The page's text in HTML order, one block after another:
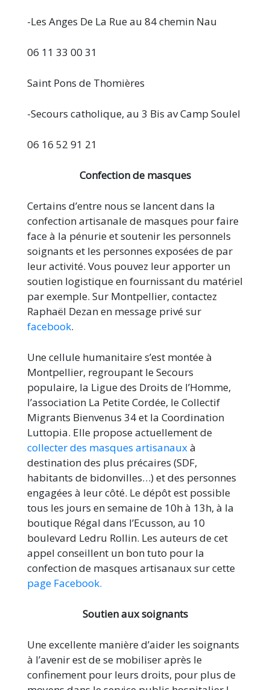
-Les Anges De La Rue au 84 chemin Nau
06 11 33 00 31
Saint Pons de Thomières
-Secours catholique, au 3 Bis av Camp Soulel
06 16 52 91 21
Confection de masques
Certains d’entre nous se lancent dans la
confection artisanale de masques pour faire
face à la pénurie et soutenir les personnels
soignants et les personnes exposées de par
leur activité. Vous pouvez leur apporter un
soutien logistique en fournissant du matériel
par exemple. Sur Montpellier, contactez
Raphaël Dezan en message privé sur
facebook.
Une cellule humanitaire s’est montée à
Montpellier, regroupant le Secours
populaire, la Ligue des Droits de l’Homme,
l’association La Petite Cordée, le Collectif
Migrants Bienvenus 34 et la Coordination
Luttopia. Elle propose actuellement de
collecter des masques artisanauxà
destination des plus précaires (SDF,
habitants de bidonvilles…) et des personnes
engagées à leur côté. Le dépôt est possible
tous les jours en semaine de 10h à 13h, à la
boutique Régal dans l’Ecusson, au 10
boulevard Ledru Rollin. Les auteurs de cet
appel conseillent un bon tuto pour la
confection de masques artisanaux sur cette
page Facebook.
Soutien aux soignants
Une excellente manière d’aider les soignants
à l’avenir est de se mobiliser après le
confinement pour leurs droits, pour plus de